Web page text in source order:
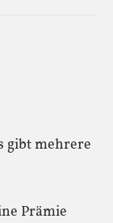
gibt mehrere
Prämie